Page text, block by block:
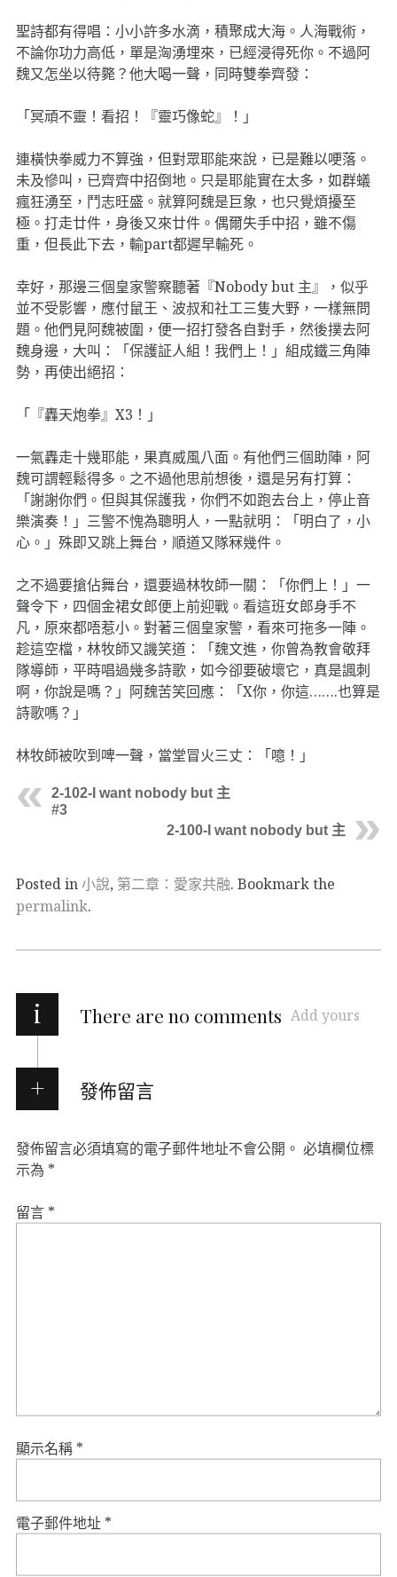
聖詩都有得唱：小小許多水滴，積聚成大海。人海戰術，
不論你功力高低，單是洶湧埋來，已經浸得死你。不過阿
魏又怎坐以待斃？他大喝一聲，同時雙拳齊發：
「冥頑不靈！看招！『靈巧像蛇』！」
連橫快拳威力不算強，但對眾耶能來說，已是難以哽落。
未及慘叫，已齊齊中招倒地。只是耶能實在太多，如群蟻
瘋狂湧至，鬥志旺盛。就算阿魏是巨象，也只覺煩擾至
極。打走廿件，身後又來廿件。偶爾失手中招，雖不傷
重，但長此下去，輸part都遲早輸死。
幸好，那邊三個皇家警察聽著『Nobody but 主』，似乎
並不受影響，應付鼠王、波叔和社工三隻大野，一樣無問
題。他們見阿魏被圍，便一招打發各自對手，然後撲去阿
魏身邊，大叫：「保護証人組！我們上！」組成鐵三角陣
勢，再使出絕招：
「『轟天炮拳』X3！」
一氣轟走十幾耶能，果真威風八面。有他們三個助陣，阿
魏可謂輕鬆得多。之不過他思前想後，還是另有打算：
「謝謝你們。但與其保護我，你們不如跑去台上，停止音
樂演奏！」三警不愧為聰明人，一點就明：「明白了，小
心。」殊即又跳上舞台，順道又隊冧幾件。
之不過要搶佔舞台，還要過林牧師一關：「你們上！」一
聲令下，四個金裙女郎便上前迎戰。看這班女郎身手不
凡，原來都唔惹小。對著三個皇家警，看來可拖多一陣。
趁這空檔，林牧師又譏笑道：「魏文進，你曾為教會敬拜
隊導師，平時唱過幾多詩歌，如今卻要破壞它，真是諷刺
啊，你說是嗎？」阿魏苦笑回應：「X你，你這…….也算是
詩歌嗎？」
林牧師被吹到啤一聲，當堂冒火三丈：「噫！」
2-102-I want nobody but 主
#3
2-100-I want nobody but 主
Posted in小說, 第二章：愛家共融. Bookmark the
permalink.
i There are no comments Add yours
發佈留言
發佈留言必須填寫的電子郵件地址不會公開。 必填欄位標
示為 *
留言 *
顯示名稱 *
電子郵件地址 *